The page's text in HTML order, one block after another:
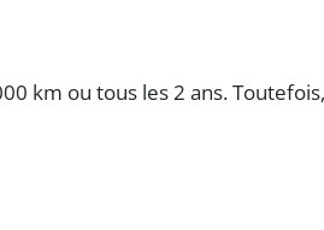
km ou tous les 2 ans.